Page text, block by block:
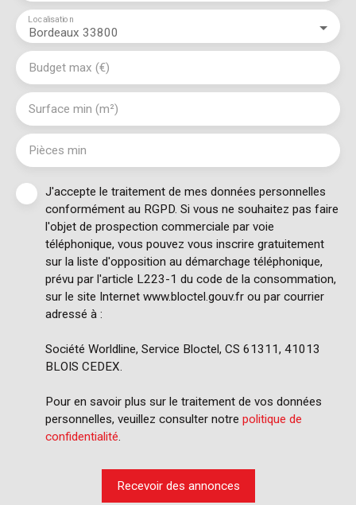
Bordeaux 33800
Localisation
Budget max (€)
Surface min (m²)
Pièces min
J'accepte le traitement de mes données personnelles
conformément au RGPD. Si vous ne souhaitez pas faire
l'objet de prospection commerciale par voie
téléphonique, vous pouvez vous inscrire gratuitement
sur la liste d'opposition au démarchage téléphonique,
prévu par l'article L223-1 du code de la consommation,
sur le site Internet www.bloctel.gouv.fr ou par courrier
adressé à :
Société Worldline, Service Bloctel, CS 61311, 41013
BLOIS CEDEX.
Pour en savoir plus sur le traitement de vos données
personnelles, veuillez consulter notre politique de
confidentialité.
Recevoir des annonces